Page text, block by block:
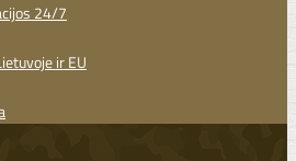
24/7
ir EU